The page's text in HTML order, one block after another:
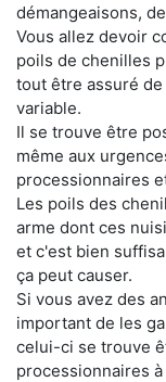
démangeaisons,
Vous allez devoir
poils de chenilles
tout être assuré
variable.
Il se trouve être
même aux
processionnaires
Les poils des
arme dont ces
et c'est bien
ça peut causer.
Si vous avez des
important de les
celui-ci se trouve
processionnaires